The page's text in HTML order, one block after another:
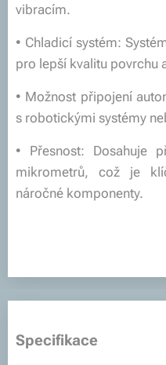
vibracím.
• Chladicí systém:
pro lepší kvalitu povrchu
• Možnost připojení
s robotickými systémy
• Přesnost: Dosahuje
mikrometrů, což je
náročné komponenty.
Specifikace